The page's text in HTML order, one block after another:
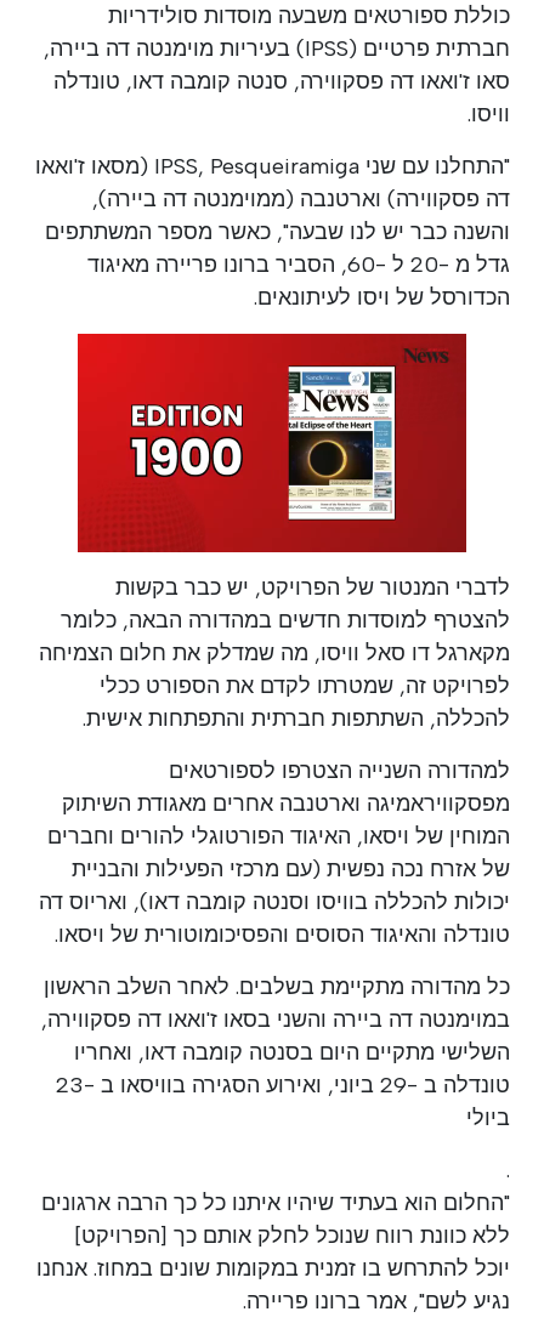
כוללת ספורטאים משבעה מוסדות סולידריות
חברתית פרטיים (IPSS) בעיריות מוימנטה דה ביירה,
סאו ז'ואאו דה פסקווירה, סנטה קומבה דאו, טונדלה
וויסו.
"התחלנו עם שני IPSS, Pesqueiramiga (מסאו ז'ואאו
דה פסקווירה) וארטנבה (ממוימנטה דה ביירה),
והשנה כבר יש לנו שבעה", כאשר מספר המשתתפים
גדל מ -20 ל -60, הסביר ברונו פריירה מאיגוד
הכדורסל של ויסו לעיתונאים.
לדברי המנטור של הפרויקט, יש כבר בקשות
להצטרף למוסדות חדשים במהדורה הבאה, כלומר
מקארגל דו סאל וויסו, מה שמדלק את חלום הצמיחה
לפרויקט זה, שמטרתו לקדם את הספורט ככלי
להכללה, השתתפות חברתית והתפתחות אישית.
למהדורה השנייה הצטרפו לספורטאים
מפסקוויראמיגה וארטנבה אחרים מאגודת השיתוק
המוחין של ויסאו, האיגוד הפורטוגלי להורים וחברים
של אזרח נכה נפשית (עם מרכזי הפעילות והבניית
יכולות להכללה בוויסו וסנטה קומבה דאו), ואריוס דה
טונדלה והאיגוד הסוסים והפסיכומוטורית של ויסאו.
כל מהדורה מתקיימת בשלבים. לאחר השלב הראשון
במוימנטה דה ביירה והשני בסאו ז'ואאו דה פסקווירה,
השלישי מתקיים היום בסנטה קומבה דאו, ואחריו
טונדלה ב -29 ביוני, ואירוע הסגירה בוויסאו ב -23
ביולי
.
"החלום הוא בעתיד שיהיו איתנו כל כך הרבה ארגונים
ללא כוונת רווח שנוכל לחלק אותם כך [הפרויקט]
יוכל להתרחש בו זמנית במקומות שונים במחוז. אנחנו
נגיע לשם", אמר ברונו פריירה.